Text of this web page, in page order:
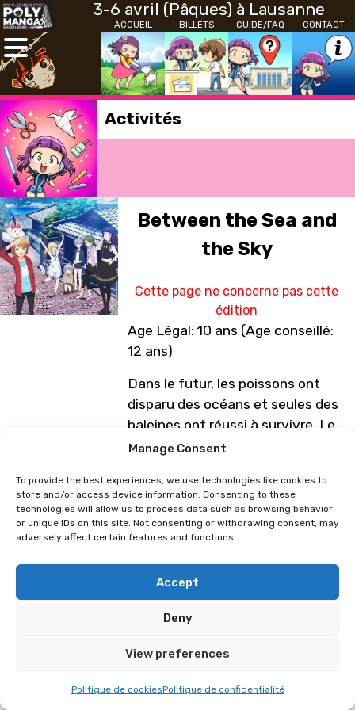
Manage Consent
To provide the best experiences, we use technologies like cookies to
store and/or access device information. Consenting to these
technologies will allow us to process data such as browsing behavior
or unique IDs on this site. Not consenting or withdrawing consent, may
adversely affect certain features and functions.
Accept
Deny
View preferences
Politique de cookiesPolitique de confidentialité
3-6 avril (Pâques) à Lausanne
ACCUEIL BILLETS GUIDE/FAQ CONTACT
Activités
Between the Sea and
the Sky
Cette page ne concerne pas cette
édition
Age Légal: 10 ans (Age conseillé:
12 ans)
Dans le futur, les poissons ont
disparu des océans et seules des
baleines ont réussi à survivre. Le
ministère de la Pêche a mis en
créant de gigantesques
réservoirs d’élevage de poisson
dans l’espace. À Onomichi,
maritime, on forme ces nouveaux
pêcheurs spatiaux et plus
particulièrement des filles, dans
chances dans cette profession.
six d’entre elles.